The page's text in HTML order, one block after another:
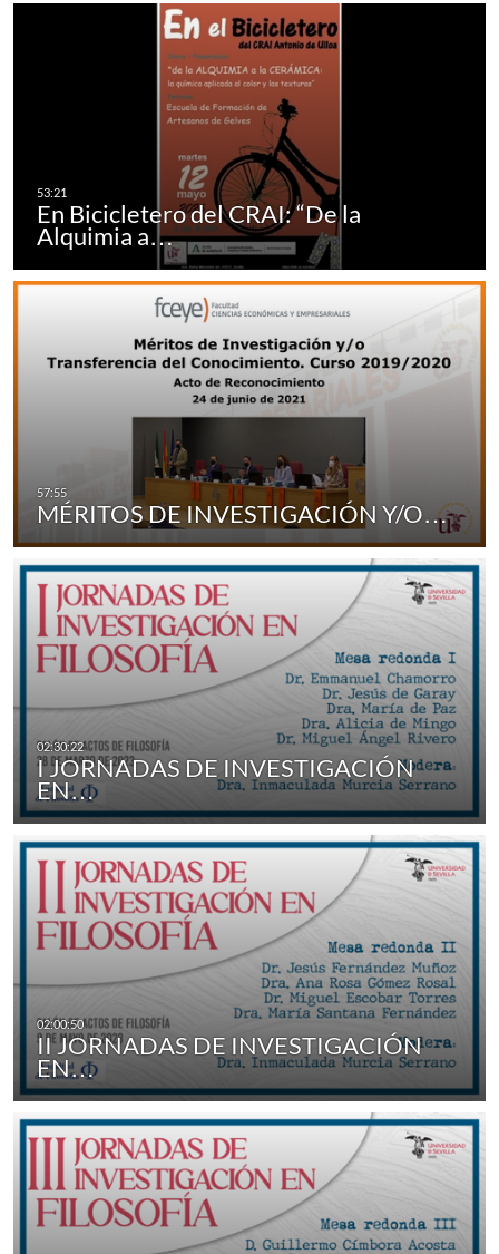
En Bicicletero del CRAI: “De la
Alquimia a…
MÉRITOS DE INVESTIGACIÓN Y/O…
I JORNADAS DE INVESTIGACIÓN
EN…
II JORNADAS DE INVESTIGACIÓN
EN…